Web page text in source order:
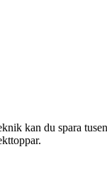
kan du spara